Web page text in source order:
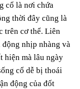
cổ là nơi chứa
thời đây cũng là
trên cơ thể. Liên
nhịp nhàng và
hiện mà lâu ngày
cổ dễ bị thoái
động của đốt